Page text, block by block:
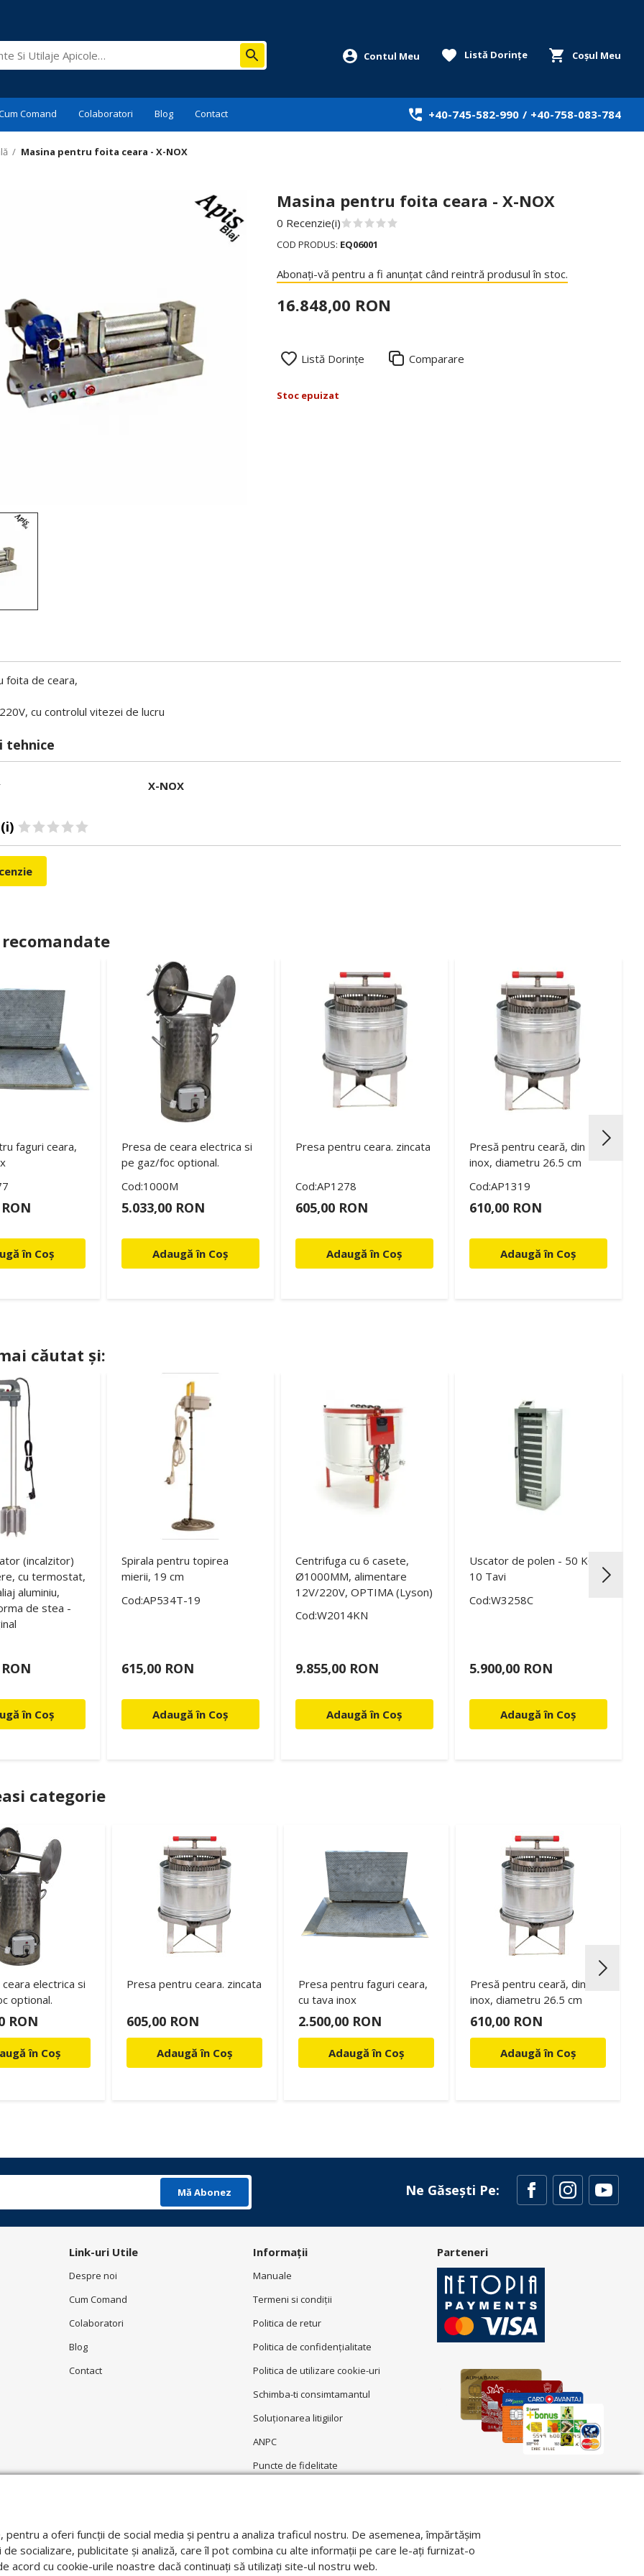
Coșul Meu
Listă Dorințe
Comand Colaboratori Blog Contact +40-745-582-990 / +40-758-083-784
/ Masina pentru foita ceara - X-NOX
Masina pentru foita ceara - X-NOX
0 Recenzie(i)
COD PRODUS: EQ06001
Abonați-vă pentru a fi anunțat când reintră produsul în stoc.
16.848,00 RON
Listă Dorințe Comparare
Stoc epuizat
foita de ceara,
cu controlul vitezei de lucru
tehnice
X-NOX
recomandate
faguri ceara,
în Coș
Presa de ceara electrica si
pe gaz/foc optional.
Cod:1000M
5.033,00 RON
Adaugă în Coș
Presa pentru ceara. zincata
Cod:AP1278
605,00 RON
Adaugă în Coș
Presă pentru ceară, din
inox, diametru 26.5 cm
Cod:AP1319
610,00 RON
Adaugă în Coș
căutat și:
(incalzitor)
cu termostat,
aluminiu,
de stea -
în Coș
Spirala pentru topirea
mierii, 19 cm
Cod:AP534T-19
615,00 RON
Adaugă în Coș
Centrifuga cu 6 casete,
Ø1000MM, alimentare
12V/220V, OPTIMA (Lyson)
Cod:W2014KN
9.855,00 RON
Adaugă în Coș
Uscator de polen - 50 KG,
10 Tavi
Cod:W3258C
5.900,00 RON
Adaugă în Coș
categorie
ceara electrica si
optional.
RON
în Coș
Presa pentru ceara. zincata
605,00 RON
Adaugă în Coș
Presa pentru faguri ceara,
cu tava inox
2.500,00 RON
Adaugă în Coș
Presă pentru ceară, din
inox, diametru 26.5 cm
610,00 RON
Adaugă în Coș
Mă Abonez Ne Găsești Pe:
Link-uri Utile
Despre noi
Cum Comand
Colaboratori
Blog
Contact
Informații
Manuale
Termeni si condiţii
Politica de retur
Politica de confidenţialitate
Politica de utilizare cookie-uri
Schimba-ti consimtamantul
Soluționarea litigiilor
ANPC
Puncte de fidelitate
Parteneri
a oferi funcții de social media și pentru a analiza traficul nostru. De asemenea, împărtășim
socializare, publicitate și analiză, care îl pot combina cu alte informații pe care le-ați furnizat-o
acord cu cookie-urile noastre dacă continuați să utilizați site-ul nostru web.